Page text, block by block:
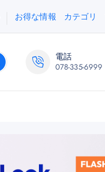
お得な情報 カテゴリ
電話
078-335-6999